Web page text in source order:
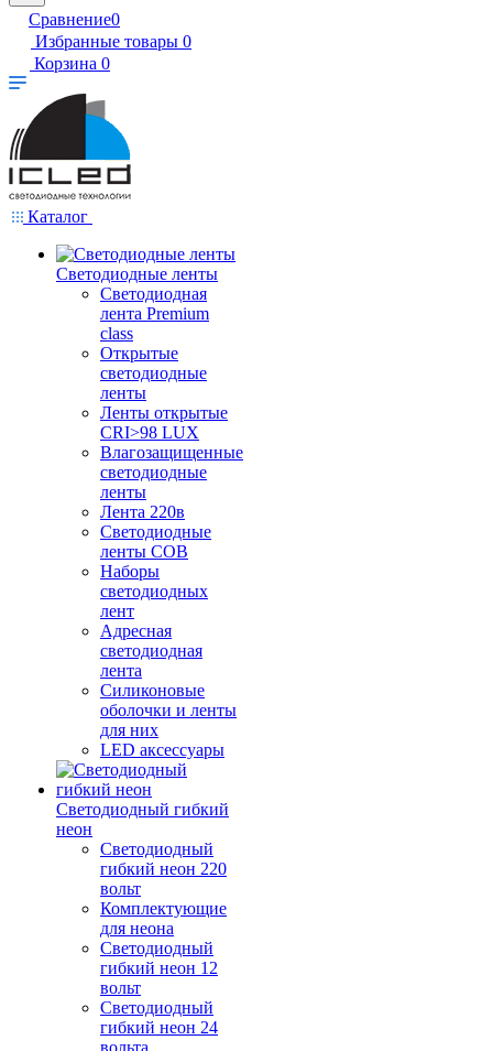
Сравнение0
Избранные товары 0
Корзина 0
Каталог
Светодиодные ленты
Светодиодная
лента Premium
class
Открытые
светодиодные
ленты
Ленты открытые
CRI>98 LUX
Влагозащищенные
светодиодные
ленты
Лента 220в
Светодиодные
ленты COB
Наборы
светодиодных
лент
Адресная
светодиодная
лента
Силиконовые
оболочки и ленты
для них
LED аксессуары
Светодиодный гибкий
неон
Светодиодный
гибкий неон 220
вольт
Комплектующие
для неона
Светодиодный
гибкий неон 12
вольт
Светодиодный
гибкий неон 24
вольта